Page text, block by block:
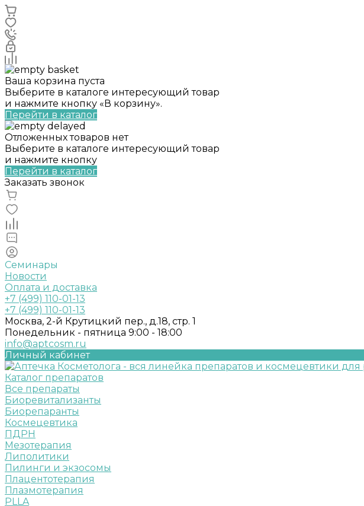
Ваша корзина пуста
Выберите в каталоге интересующий товар
и нажмите кнопку «В корзину».
Перейти в каталог
Отложенных товаров нет
Выберите в каталоге интересующий товар
и нажмите кнопку
Перейти в каталог
Заказать звонок
Семинары
Новости
Оплата и доставка
+7 (499) 110-01-13
+7 (499) 110-01-13
Москва, 2-й Крутицкий пер., д.18, стр. 1
Понедельник - пятница 9:00 - 18:00
info@aptcosm.ru
Личный кабинет
Каталог препаратов
Все препараты
Биоревитализанты
Биорепаранты
Космецевтика
ПДРН
Мезотерапия
Липолитики
Пилинги и экзосомы
Плацентотерапия
Плазмотерапия
PLLA